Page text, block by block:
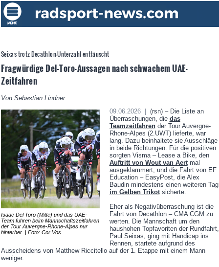
Seixas trotz Decathlon-Unterzahl enttäuscht
Fragwürdige Del-Toro-Aussagen nach schwachem UAE-
Zeitfahren
Von Sebastian Lindner
Isaac Del Toro (Mitte) und das UAE-
Team fuhren beim Mannschaftszeitfahren
der Tour Auvergne-Rhone-Alpes nur
hinterher. | Foto: Cor Vos
09.06.2026 |
(rsn) – Die Liste an
Überraschungen, die das
Teamzeitfahrender Tour Auvergne-
Rhone-Alpes (2.UWT) lieferte, war
lang. Dazu beinhaltete sie Ausschläge
in beide Richtungen. Für die positiven
sorgten Visma – Lease a Bike, den
Auftritt von Wout van Aertmal
ausgeklammert, und die Fahrt von EF
Education – EasyPost, die Alex
Baudin mindestens einen weiteren Tag
im Gelben Trikotsicherte.
Eher als Negativüberraschung ist die
Fahrt von Decathlon – CMA CGM zu
werten. Die Mannschaft um den
haushohen Topfavoriten der Rundfahrt,
Paul Seixas, ging mit Handicap ins
Rennen, startete aufgrund des
Ausscheidens von Matthew Riccitello auf der 1. Etappe mit einem Mann
weniger.